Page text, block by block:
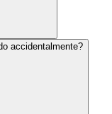
accidentalmente?